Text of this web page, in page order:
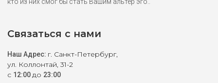
Связаться с нами
Наш Адрес: г. Санкт-Петербург,
ул. Коллонтай, 31-2
с 12:00 до 23:00